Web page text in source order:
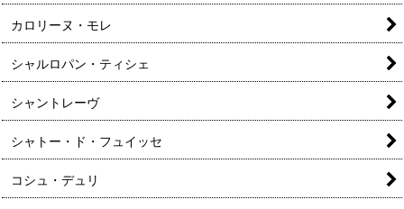
カロリーヌ・モレ
シャルロパン・ティシェ
シャントレーヴ
シャトー・ド・フュイッセ
コシュ・デュリ